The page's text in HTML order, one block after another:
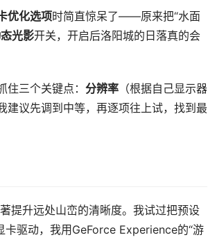
优化选项时简直惊呆了——原来把“水面
光影开关，开启后洛阳城的日落真的会
三个关键点： 分辨率 （根据自己显示器
建议先调到中等，再逐项往上试，找到最
提升远处山峦的清晰度。我试过把预设
驱动，我用GeForce Experience的“游